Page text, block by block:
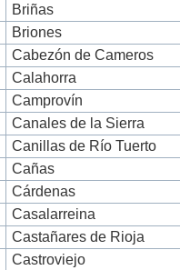
Briñas
Briones
Cabezón de Cameros
Calahorra
Camprovín
Canales de la Sierra
Canillas de Río Tuerto
Cañas
Cárdenas
Casalarreina
Castañares de Rioja
Castroviejo